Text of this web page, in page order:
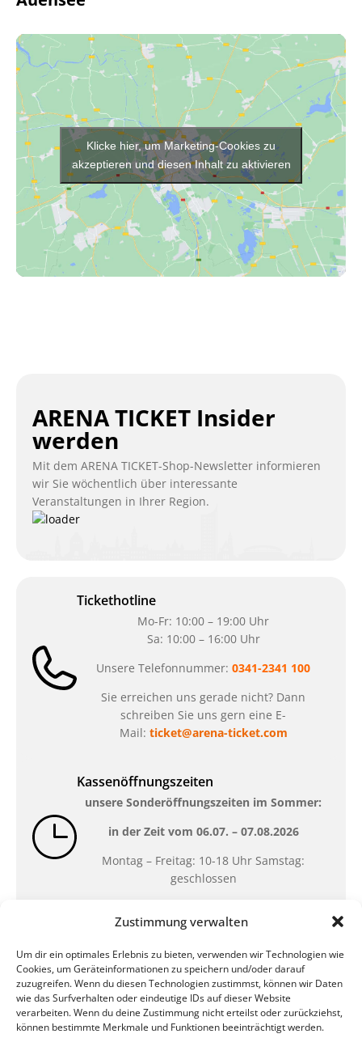
Zustimmung verwalten
Um dir ein optimales Erlebnis zu bieten, verwenden wir Technologien wie
Cookies, um Geräteinformationen zu speichern und/oder darauf
zuzugreifen. Wenn du diesen Technologien zustimmst, können wir Daten
wie das Surfverhalten oder eindeutige IDs auf dieser Website
verarbeiten. Wenn du deine Zustimmung nicht erteilst oder zurückziehst,
können bestimmte Merkmale und Funktionen beeinträchtigt werden.
Klicke hier, um Marketing-Cookies zu
akzeptieren und diesen Inhalt zu aktivieren
ARENA TICKET Insider
werden
Mit dem ARENA TICKET-Shop-Newsletter informieren
wir Sie wöchentlich über interessante
Veranstaltungen in Ihrer Region.
Tickethotline
Mo-Fr: 10:00 – 19:00 Uhr
Sa: 10:00 – 16:00 Uhr
Unsere Telefonnummer: 0341-2341 100
Sie erreichen uns gerade nicht? Dann
schreiben Sie uns gern eine E-
Mail: ticket@arena-ticket.com
Kassenöffnungszeiten
unsere Sonderöffnungszeiten im Sommer:
in der Zeit vom 06.07. – 07.08.2026
Montag – Freitag: 10-18 Uhr Samstag:
geschlossen
QUARTERBACK Immobilien ARENA
Am Sportforum 2, 04105 Leipzig
Sie erreichen uns mit dem Öffentlichen
Nahverkehr: Straßenbahn Linien 3, 4, 7, 8, 15